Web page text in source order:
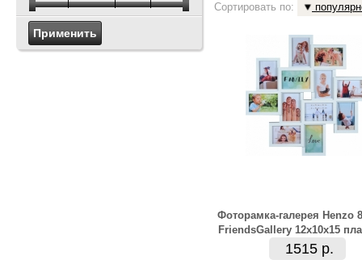
Сортировать по:
Фоторамка-галерея Henzo
FriendsGallery 12х10х15
1515 р.